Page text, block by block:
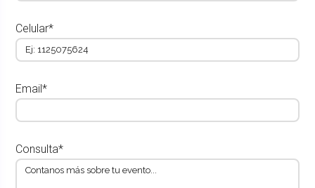
Celular*
Email*
Consulta*